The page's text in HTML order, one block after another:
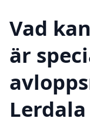
Vad
är